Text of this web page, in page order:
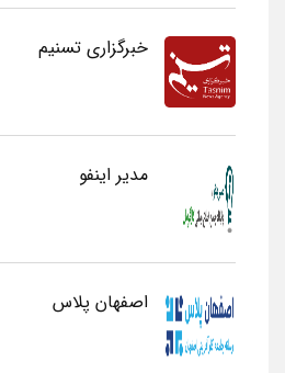
خبرگزاری تسنیم
مدیر اینفو
اصفهان پلاس